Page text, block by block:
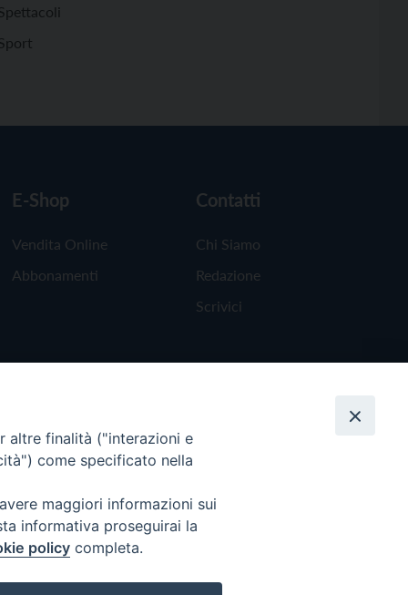
E-Shop
Vendita Online
Abbonamenti
Contatti
Chi Siamo
Redazione
Scrivici
altre finalità ("interazioni e
come specificato nella
maggiori informazioni sui
informativa proseguirai la
policy completa.